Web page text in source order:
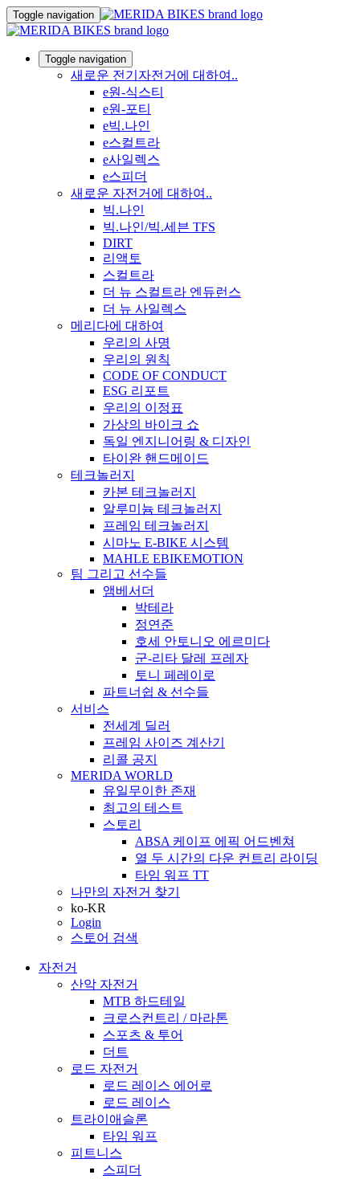
Toggle navigation
Toggle navigation
새로운 전기자전거에 대하여..
e원-식스티
e원-포티
e빅.나인
e스컬트라
e사일렉스
e스피더
새로운 자전거에 대하여..
빅.나인
빅.나인/빅.세븐 TFS
DIRT
리액토
스컬트라
더 뉴 스컬트라 엔듀런스
더 뉴 사일렉스
메리다에 대하여
우리의 사명
우리의 원칙
CODE OF CONDUCT
ESG 리포트
우리의 이정표
가상의 바이크 쇼
독일 엔지니어링 & 디자인
타이완 핸드메이드
테크놀러지
카본 테크놀러지
알루미늄 테크놀러지
프레임 테크놀러지
시마노 E-BIKE 시스템
MAHLE EBIKEMOTION
팀 그리고 선수들
앰베서더
박테라
정연준
호세 안토니오 에르미다
군-리타 달레 프레자
토니 페레이로
파트너쉽 & 선수들
서비스
전세계 딜러
프레임 사이즈 계산기
리콜 공지
MERIDA WORLD
유일무이한 존재
최고의 테스트
스토리
ABSA 케이프 에픽 어드벤쳐
열 두 시간의 다운 컨트리 라이딩
타임 워프 TT
나만의 자전거 찾기
ko-KR
Login
스토어 검색
자전거
산악 자전거
MTB 하드테일
크로스컨트리 / 마라톤
스포츠 & 투어
더트
로드 자전거
로드 레이스 에어로
로드 레이스
트라이애슬론
타임 워프
피트니스
스피더